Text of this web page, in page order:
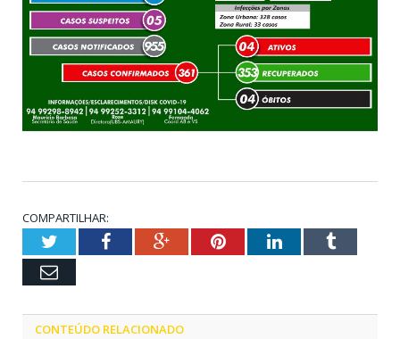
COMPARTILHAR:
TwitterFacebookGoogle+PinterestLinkedInTumblr
Email
CONTEÚDO RELACIONADO